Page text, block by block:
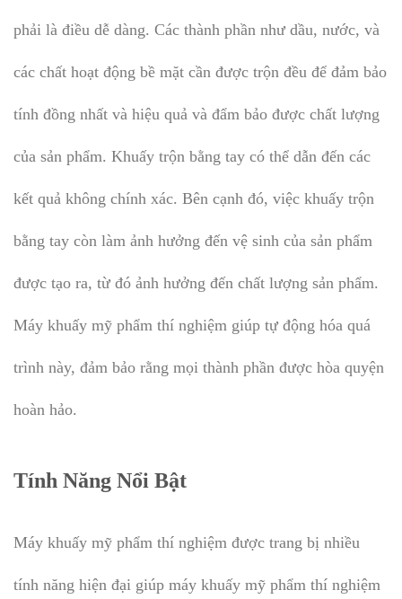
phải là điều dễ dàng. Các thành phần như dầu, nước, và
các chất hoạt động bề mặt cần được trộn đều để đảm bảo
tính đồng nhất và hiệu quả và đẩm bảo được chất lượng
của sản phẩm. Khuấy trộn bằng tay có thể dẫn đến các
kết quả không chính xác. Bên cạnh đó, việc khuấy trộn
bằng tay còn làm ảnh hưởng đến vệ sinh của sản phẩm
được tạo ra, từ đó ảnh hưởng đến chất lượng sản phẩm.
Máy khuấy mỹ phẩm thí nghiệm giúp tự động hóa quá
trình này, đảm bảo rằng mọi thành phần được hòa quyện
hoàn hảo.
Tính Năng Nổi Bật
Máy khuấy mỹ phẩm thí nghiệm được trang bị nhiều
tính năng hiện đại giúp máy khuấy mỹ phẩm thí nghiệm